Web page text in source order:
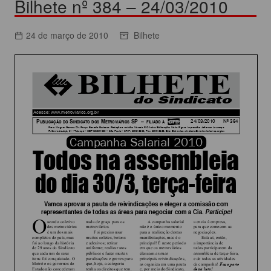
Bilhete nº 384 – 24/03/2010
24 de março de 2010 Bilhete